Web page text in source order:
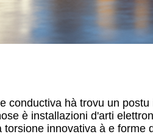
conductiva hà trovu un
è installazioni d'arti
innovativa à e forme